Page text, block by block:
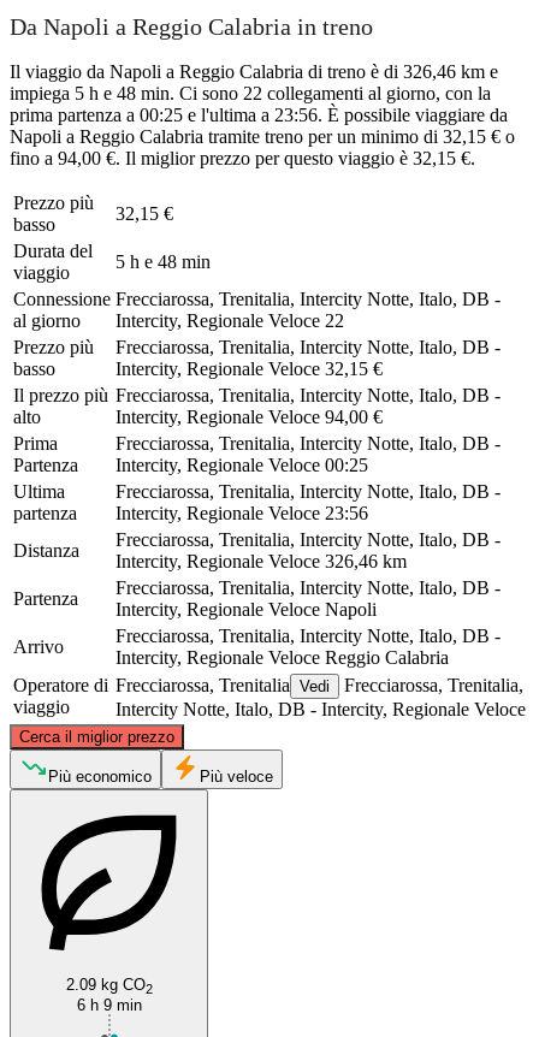
Da Napoli a Reggio Calabria in treno
Il viaggio da Napoli a Reggio Calabria di treno è di 326,46 km e
impiega 5 h e 48 min. Ci sono 22 collegamenti al giorno, con la
prima partenza a 00:25 e l'ultima a 23:56. È possibile viaggiare da
Napoli a Reggio Calabria tramite treno per un minimo di 32,15 € o
fino a 94,00 €. Il miglior prezzo per questo viaggio è 32,15 €.
Prezzo più
basso
32,15 €
Durata del
viaggio
5 h e 48 min
Connessione
al giorno
Frecciarossa, Trenitalia, Intercity Notte, Italo, DB -
Intercity, Regionale Veloce 22
Prezzo più
basso
Frecciarossa, Trenitalia, Intercity Notte, Italo, DB -
Intercity, Regionale Veloce 32,15 €
Il prezzo più
alto
Frecciarossa, Trenitalia, Intercity Notte, Italo, DB -
Intercity, Regionale Veloce 94,00 €
Prima
Partenza
Frecciarossa, Trenitalia, Intercity Notte, Italo, DB -
Intercity, Regionale Veloce 00:25
Ultima
partenza
Frecciarossa, Trenitalia, Intercity Notte, Italo, DB -
Intercity, Regionale Veloce 23:56
Distanza
Frecciarossa, Trenitalia, Intercity Notte, Italo, DB -
Intercity, Regionale Veloce 326,46 km
Partenza
Frecciarossa, Trenitalia, Intercity Notte, Italo, DB -
Intercity, Regionale Veloce Napoli
Arrivo
Frecciarossa, Trenitalia, Intercity Notte, Italo, DB -
Intercity, Regionale Veloce Reggio Calabria
Operatore di
viaggio
Frecciarossa, Trenitalia Vedi
Frecciarossa, Trenitalia,
Intercity Notte, Italo, DB - Intercity, Regionale Veloce
Cerca il miglior prezzo
Naples
©CARTO, ©OpenStreetMapcontributors
Più economico Più veloce
2.09 kg CO2
6 h 9 min